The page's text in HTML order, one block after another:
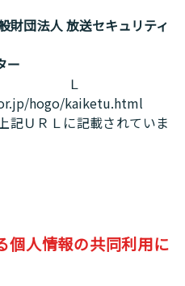
財団法人 放送セキュリティ
ー
Ｌ
hogo/kaiketu.html
記ＵＲＬに記載されていま
個人情報の共同利用に